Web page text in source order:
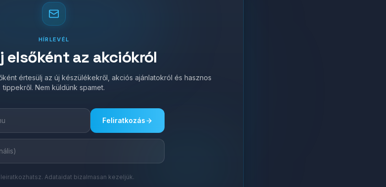
HÍRLEVÉL
elsőként az akciókról
értesülj az új készülékekről, akciós ajánlatokról és hasznos
tippekről. Nem küldünk spamet.
Feliratkozás
Adataidat bizalmasan kezeljük.